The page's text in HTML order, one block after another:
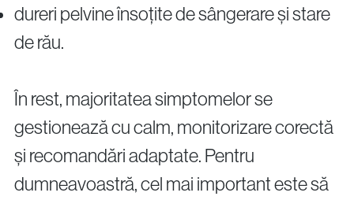
dureri pelvine însoțite de sângerare și stare
de rău.
În rest, majoritatea simptomelor se
gestionează cu calm, monitorizare corectă
și recomandări adaptate. Pentru
dumneavoastră, cel mai important este să